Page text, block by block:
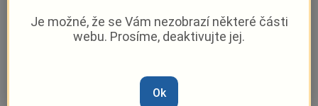
Anna Raková –26. 6. 09:20
Je možné, že se Vám nezobrazí některé části
webu. Prosíme, deaktivujte jej.
Ok